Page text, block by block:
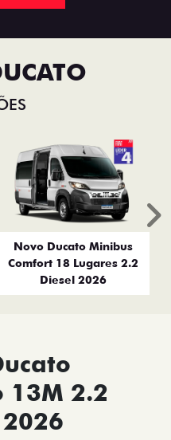
Novo Ducato Minibus
Comfort 18 Lugares 2.2
Diesel 2026
13M 2.2